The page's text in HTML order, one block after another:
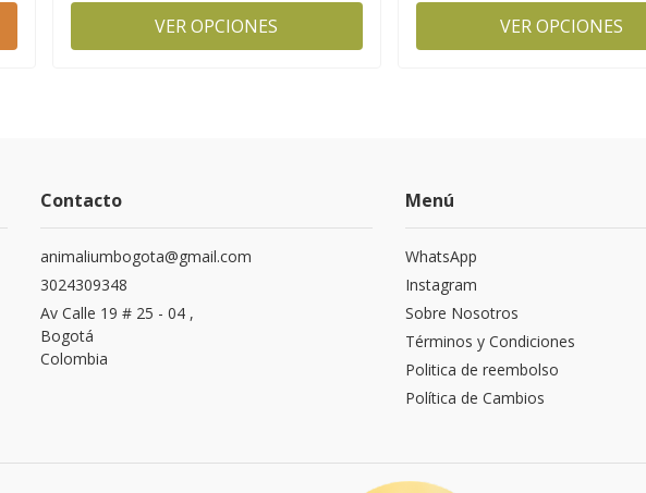
VER OPCIONES
VER OPCIONES
Contacto
animaliumbogota@gmail.com
3024309348
Av Calle 19 # 25 - 04 ,
Bogotá
Colombia
Menú
WhatsApp
Instagram
Sobre Nosotros
Términos y Condiciones
Politica de reembolso
Política de Cambios